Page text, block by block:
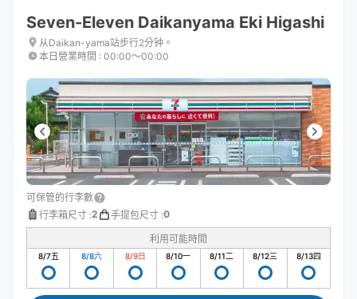
keyboard
shortcuts
for
changing
dates.
keyboard
shortcuts
for
changing
dates.
Seven-Eleven Daikanyama Eki Higashi
从Daikan-yama站步行2分钟。
本日營業時間 : 00:00〜00:00
可保管的行李數
行李箱尺寸 :2 手提包尺寸 :0
利用可能時間
8/7五 8/8六 8/9日 8/10一 8/11二 8/12三 8/13四